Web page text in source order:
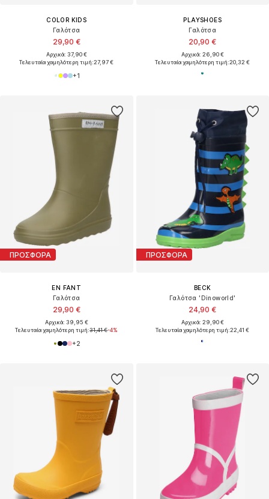
COLOR KIDS
Γαλότσα
29,90 €
Αρχικά: 37,90 €
Τελευταία χαμηλότερη τιμή:27,97 €
+1
PLAYSHOES
Γαλότσα
20,90 €
Αρχικά: 26,90 €
Τελευταία χαμηλότερη τιμή:20,32 €
ΠΡΟΣΦΟΡΑ
EN FANT
Γαλότσα
29,90 €
Αρχικά: 39,95 €
Τελευταία χαμηλότερη τιμή:31,41 €-4%
+2
ΠΡΟΣΦΟΡΑ
BECK
Γαλότσα 'Dinoworld'
24,90 €
Αρχικά: 29,90 €
Τελευταία χαμηλότερη τιμή:22,41 €